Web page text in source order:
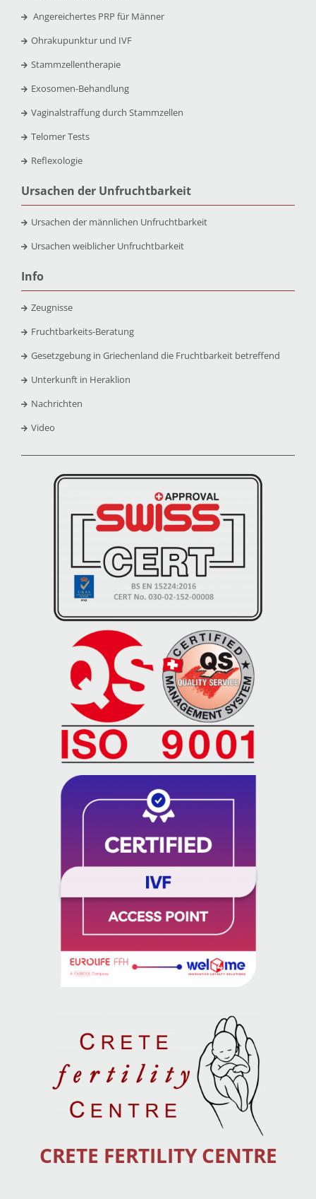
Angereichertes PRP für Männer
Ohrakupunktur und IVF
Stammzellentherapie
Exosomen-Behandlung
Vaginalstraffung durch Stammzellen
Telomer Tests
Reflexologie
Ursachen der Unfruchtbarkeit
Ursachen der männlichen Unfruchtbarkeit
Ursachen weiblicher Unfruchtbarkeit
Info
Zeugnisse
Fruchtbarkeits-Beratung
Gesetzgebung in Griechenland die Fruchtbarkeit betreffend
Unterkunft in Heraklion
Nachrichten
Video
CRETE FERTILITY CENTRE